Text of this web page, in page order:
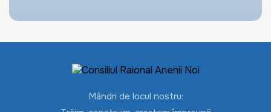
Mândri de locul nostru: